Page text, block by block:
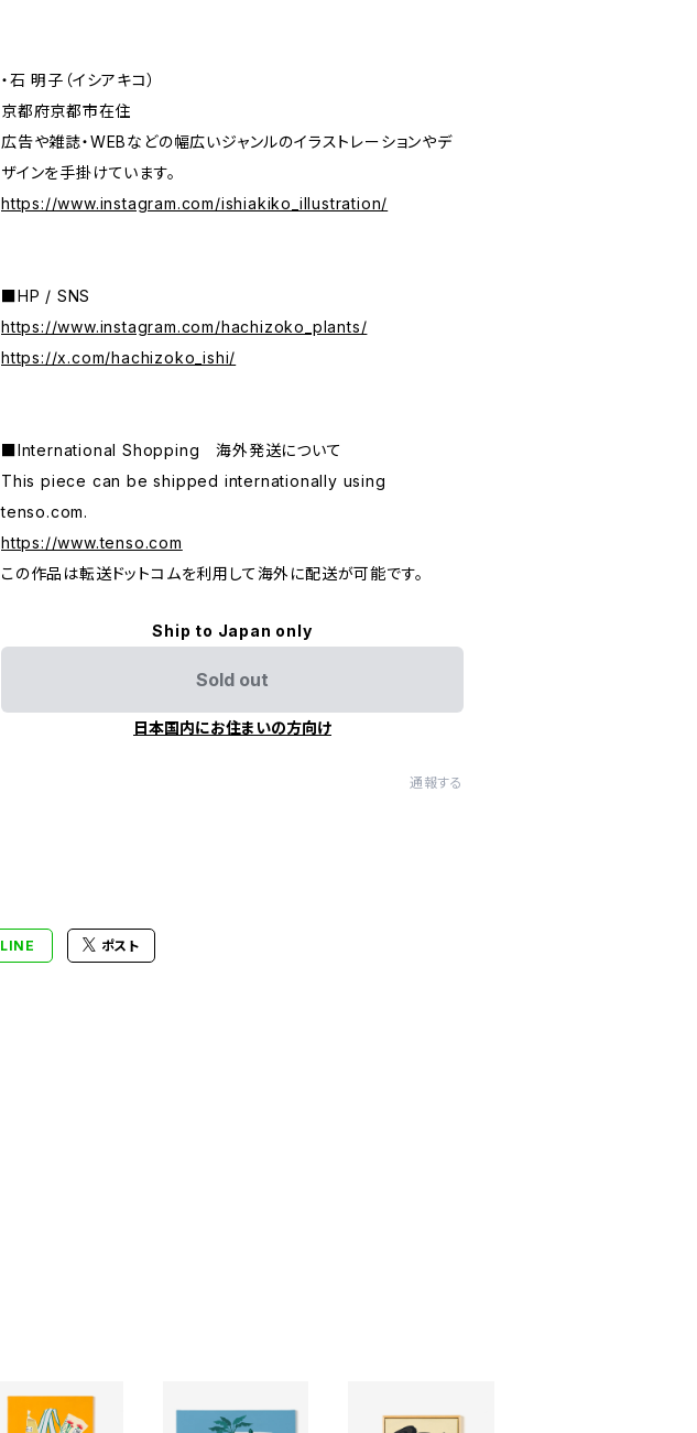
・石 明子（イシアキコ）
京都府京都市在住
広告や雑誌・WEBなどの幅広いジャンルのイラストレーションやデ
ザインを手掛けています。
https://www.instagram.com/ishiakiko_illustration/
■HP / SNS
https://www.instagram.com/hachizoko_plants/
https://x.com/hachizoko_ishi/
■International Shopping 海外発送について
This piece can be shipped internationally using
tenso.com.
https://www.tenso.com
この作品は転送ドットコムを利用して海外に配送が可能です。
Ship to Japan only
Sold out
日本国内にお住まいの方向け
通報する
LINE ポスト